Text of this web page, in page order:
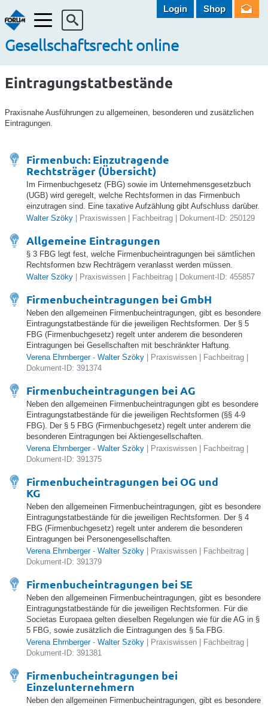
Menü
Gesellschaftsrecht online
Login Shop
Eintragungstatbestände
Praxisnahe Ausführungen zu allgemeinen, besonderen und zusätzlichen
Eintragungen.
Firmenbuch: Einzutragende
Rechtsträger (Übersicht)
Im Firmenbuchgesetz (FBG) sowie im Unternehmensgesetzbuch
(UGB) wird geregelt, welche Rechtsformen in das Firmenbuch
einzutragen sind. Eine taxative Aufzählung gibt Aufschluss darüber.
Walter Szöky | Praxiswissen | Fachbeitrag | Dokument-ID: 250129
Allgemeine Eintragungen
§ 3 FBG legt fest, welche Firmenbucheintragungen bei sämtlichen
Rechtsformen bzw Rechträgern veranlasst werden müssen.
Walter Szöky | Praxiswissen | Fachbeitrag | Dokument-ID: 455857
Firmenbucheintragungen bei GmbH
Neben den allgemeinen Firmenbucheintragungen, gibt es besondere
Eintragungstatbestände für die jeweiligen Rechtsformen. Der § 5
FBG (Firmenbuchgesetz) regelt unter anderem die besonderen
Eintragungen bei Gesellschaften mit beschränkter Haftung.
Verena Ehrnberger-Walter Szöky | Praxiswissen | Fachbeitrag |
Dokument-ID: 391374
Firmenbucheintragungen bei AG
Neben den allgemeinen Firmenbucheintragungen gibt es besondere
Eintragungstatbestände für die jeweiligen Rechtsformen (§§ 4-9
FBG). Der § 5 FBG (Firmenbuchgesetz) regelt unter anderem die
besonderen Eintragungen bei Aktiengesellschaften.
Verena Ehrnberger-Walter Szöky | Praxiswissen | Fachbeitrag |
Dokument-ID: 391375
Firmenbucheintragungen bei OG und
KG
Neben den allgemeinen Firmenbucheintragungen, gibt es besondere
Eintragungstatbestände für die jeweiligen Rechtsformen. Der § 4
FBG (Firmenbuchgesetz) regelt unter anderem die besonderen
Eintragungen bei Personengesellschaften.
Verena Ehrnberger-Walter Szöky | Praxiswissen | Fachbeitrag |
Dokument-ID: 391379
Firmenbucheintragungen bei SE
Neben den allgemeinen Firmenbucheintragungen, gibt es besondere
Eintragungstatbestände für die jeweiligen Rechtsformen. Für die
Societas Europaea gelten dieselben Regelungen wie für die AG in §
5 FBG, sowie zusätzlich die Eintragungen des § 5a FBG.
Verena Ehrnberger-Walter Szöky | Praxiswissen | Fachbeitrag |
Dokument-ID: 391381
Firmenbucheintragungen bei
Einzelunternehmern
Neben den allgemeinen Firmenbucheintragungen, gibt es besondere